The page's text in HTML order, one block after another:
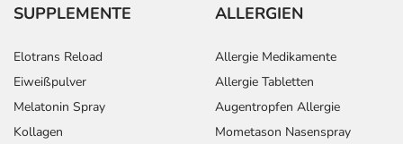
SUPPLEMENTE
Elotrans Reload
Eiweißpulver
Melatonin Spray
Kollagen
ALLERGIEN
Allergie Medikamente
Allergie Tabletten
Augentropfen Allergie
Mometason Nasenspray